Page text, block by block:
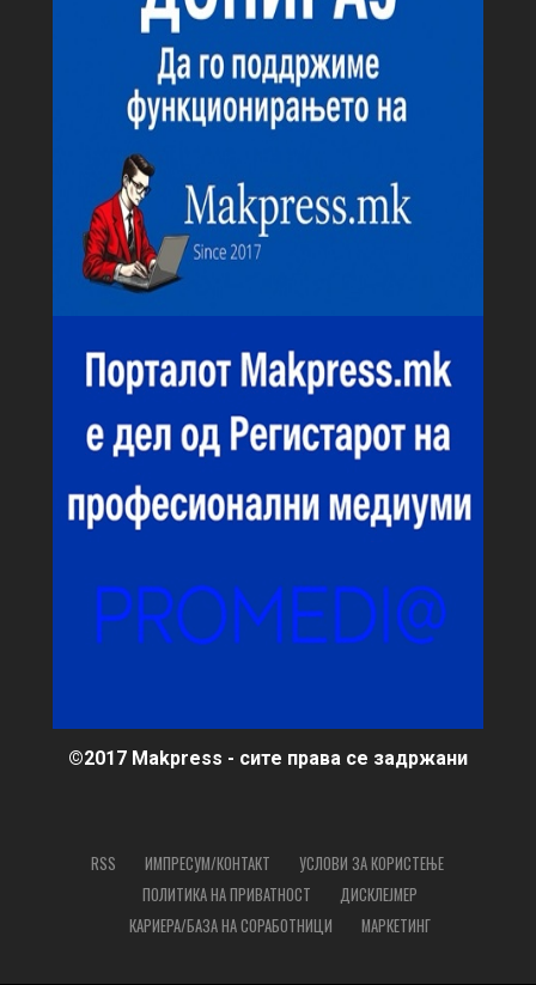
©2017 Makpress - сите права се задржани
RSS ИМПРЕСУМ/КОНТАКТ
УСЛОВИ ЗА КОРИСТЕЊЕ
ПОЛИТИКА НА ПРИВАТНОСТ
ДИСКЛЕЈМЕР
КАРИЕРА/БАЗА НА СОРАБОТНИЦИ
МАРКЕТИНГ